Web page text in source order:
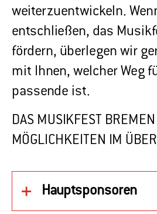
weiterzuentwickeln.
entschließen, das
fördern, überlegen wir
mit Ihnen, welcher Weg
passende ist.
DAS MUSIKFEST
MÖGLICHKEITEN IM
Hauptsponsoren